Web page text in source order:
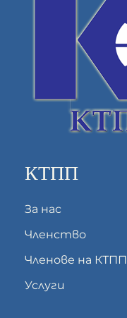
КТПП
За нас
Членство
Членове на КТПП
Услуги